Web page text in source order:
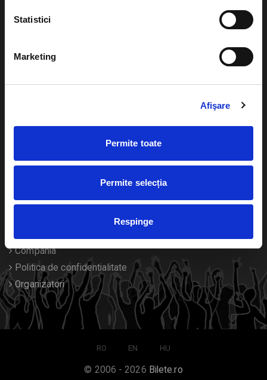
Statistici
Marketing
Afişare
Permite toate
Permite selecția
Respinge
festivaluri
Diverse
Despre noi
Contact
Compania
Politica de confidentialitate
Organizatori
RO EN HU
© 2006 - 2026 Bilete.ro